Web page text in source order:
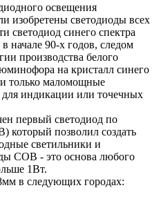
освещения
изобретены светодиоды всех
светодиод синего спектра
начале 90-х годов, следом
производства белого
на кристалл синего
только маломощные
индикации или точечных
первый светодиод по
который позволил создать
светильники и
COB - это основа любого
1Вт.
в следующих городах: